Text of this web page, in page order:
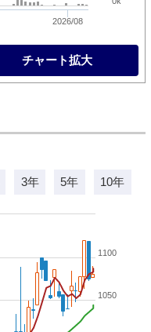
2026/08
チャート拡大
3年 5年 10年
1050
1100